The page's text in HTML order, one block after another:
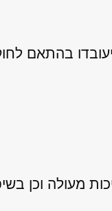
הגנת הפרטיות,
מעולה וכן